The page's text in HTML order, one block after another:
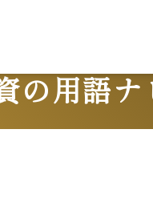
の用語ナ